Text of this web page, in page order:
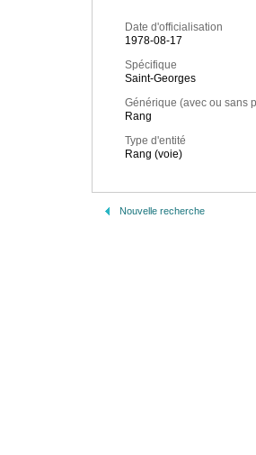
Date d'officialisation
1978-08-17
Spécifique
Saint-Georges
Générique (avec ou sans
Rang
Type d'entité
Rang (voie)
Nouvelle recherche